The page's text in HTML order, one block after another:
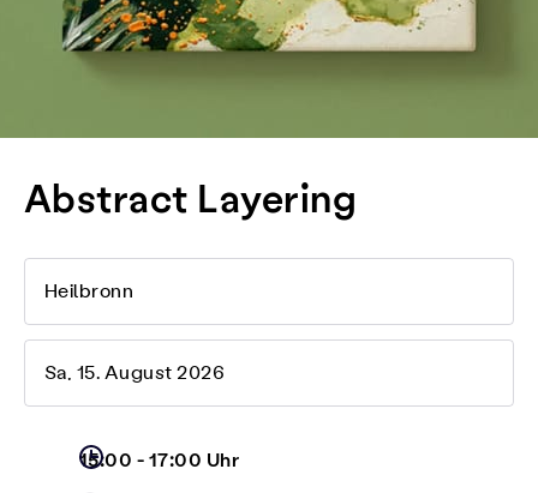
Abstract Layering
Heilbronn
Sa, 15. August 2026
15:00 - 17:00 Uhr